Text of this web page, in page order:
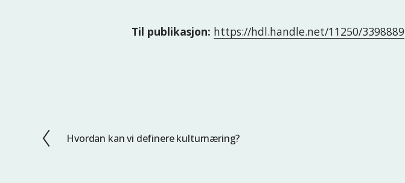
Til publikasjon: https://hdl.handle.net/11250/3398889
F
Hvordan kan vi definere kulturnæring?